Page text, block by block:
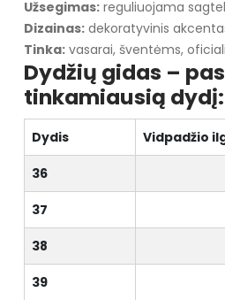
Užsegimas:reguliuojama
Dizainas:dekoratyvinis
Tinka:vasarai, šventėms,
Dydžių gidas –
tinkamiausią dydį:
Dydis Vidpadžio
36
37
38
39